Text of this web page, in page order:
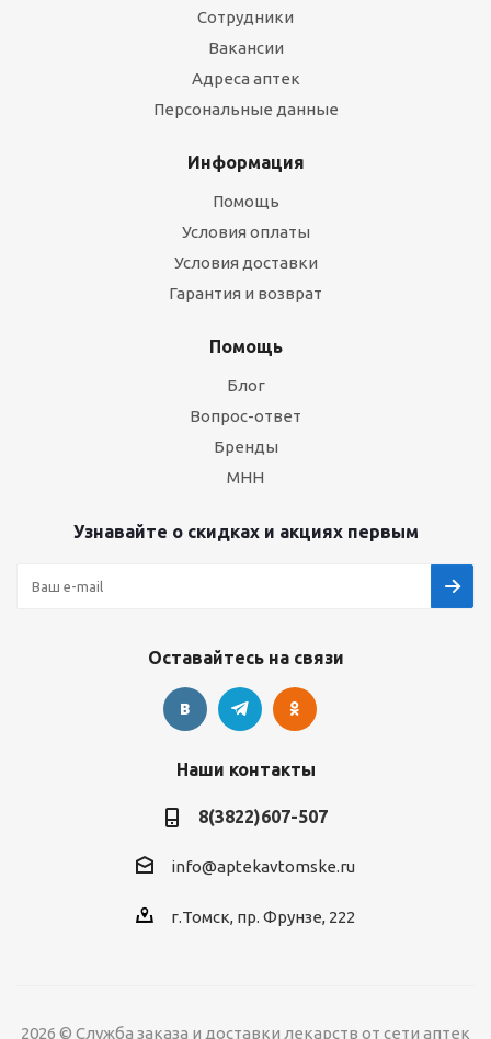
Сотрудники
Вакансии
Адреса аптек
Персональные данные
Информация
Помощь
Условия оплаты
Условия доставки
Гарантия и возврат
Помощь
Блог
Вопрос-ответ
Бренды
МНН
Узнавайте о скидках и акциях первым
Оставайтесь на связи
Наши контакты
8(3822)607-507
info@aptekavtomske.ru
г.Томск, пр. Фрунзе, 222
2026 © Служба заказа и доставки лекарств от сети аптек